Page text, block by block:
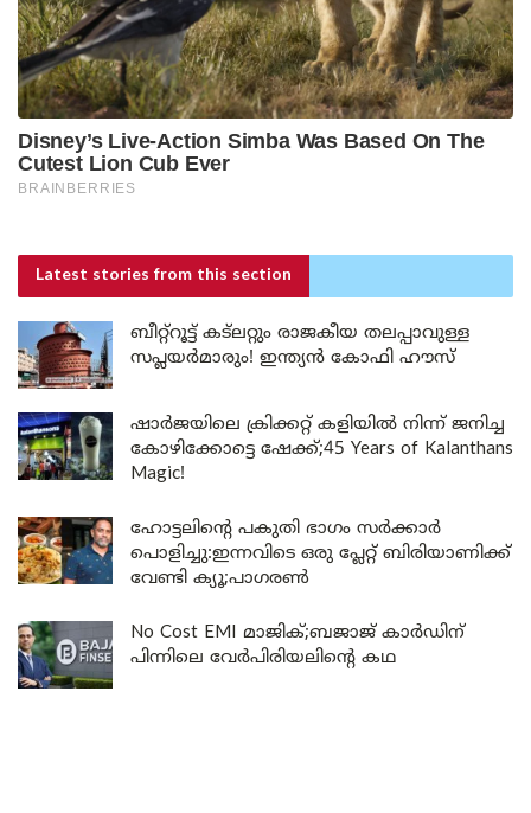
Latest stories from this section
ബീറ്റ്‌റൂട്ട് കട്‌ലറ്റും രാജകീയ തലപ്പാവുള്ള
സപ്ലയർമാരും! ഇന്ത്യൻ കോഫി ഹൗസ്
ഷാർജയിലെ ക്രിക്കറ്റ് കളിയിൽ നിന്ന് ജനിച്ച
കോഴിക്കോട്ടെ ഷേക്ക്;45 Years of Kalanthans
Magic!
ഹോട്ടലിന്റെ പകുതി ഭാഗം സർക്കാർ
പൊളിച്ചു:ഇന്നവിടെ ഒരു പ്ലേറ്റ് ബിരിയാണിക്ക്
വേണ്ടി ക്യൂ;പാഗരൺ
No Cost EMI മാജിക്;ബജാജ് കാർഡിന്
പിന്നിലെ വേർപിരിയലിൻ്റെ കഥ